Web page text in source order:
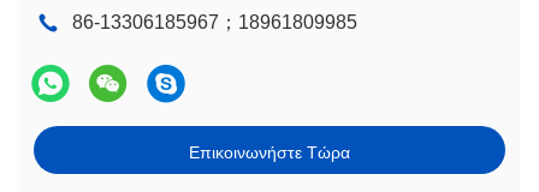
86-13306185967；18961809985
Επικοινωνήστε Τώρα